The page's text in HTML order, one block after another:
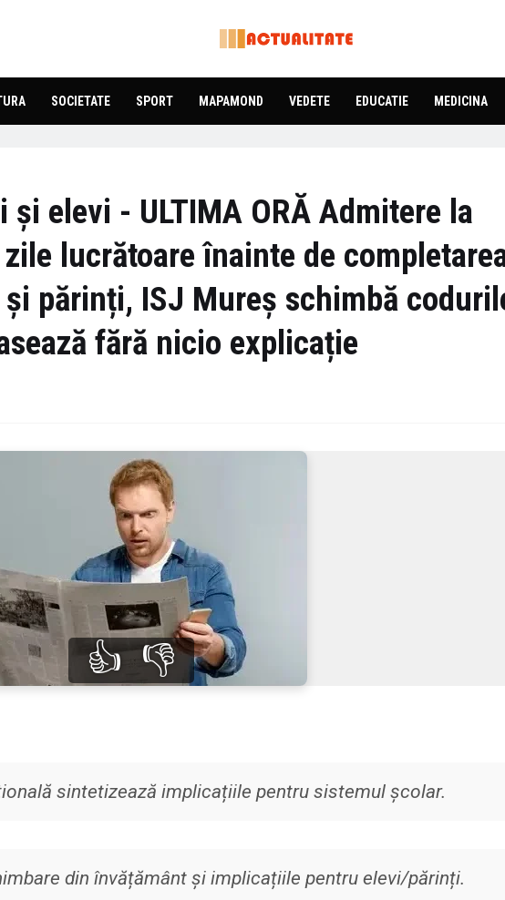
SOCIETATE SPORT MAPAMOND VEDETE EDUCATIE MEDICINA
elevi - ULTIMA ORĂ Admitere la
lucrătoare înainte de
părinți, ISJ Mureș schimbă
fără nicio explicație
👍 👎
sintetizează implicațiile pentru sistemul școlar.
din învățământ și implicațiile pentru elevi/părinți.